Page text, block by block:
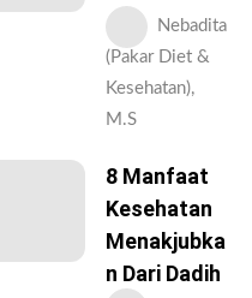
Nebadita
(Pakar Diet &
Kesehatan),
M.S
8 Manfaat
Kesehatan
Menakjubka
N Dari Dadih